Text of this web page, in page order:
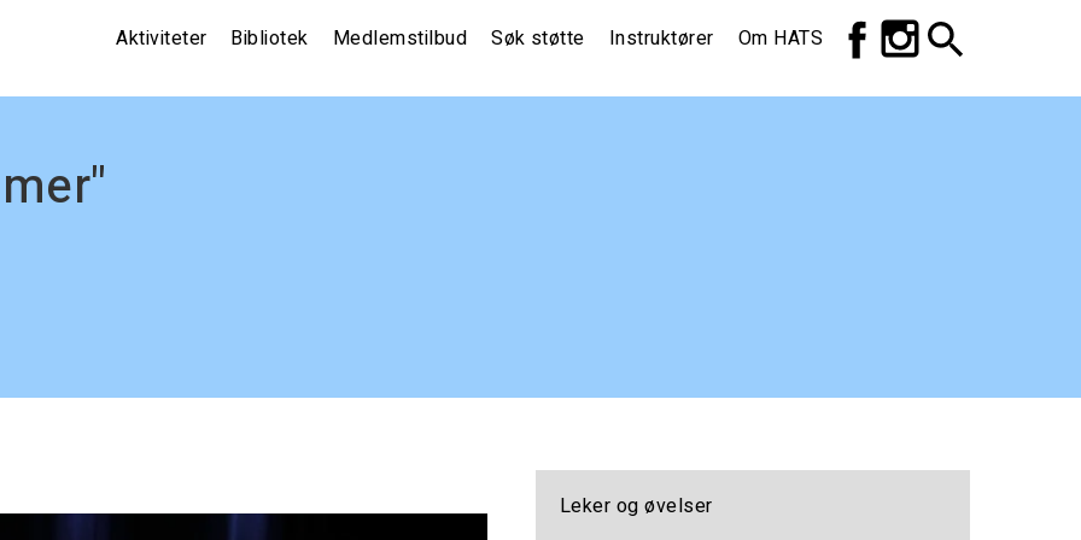
Top
meny
Main
(non
Aktiviteter Bibliotek Medlemstilbud Søk støtte Instruktører Om HATS
Leker og øvelser